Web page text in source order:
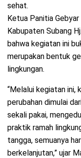
sehat.
Ketua Panitia
Kabupaten Subang
bahwa kegiatan ini
merupakan bentuk
lingkungan.
“Melalui kegiatan ini,
perubahan dimulai
sekali pakai,
praktik ramah
tangga, semuanya
berkelanjutan,” ujar